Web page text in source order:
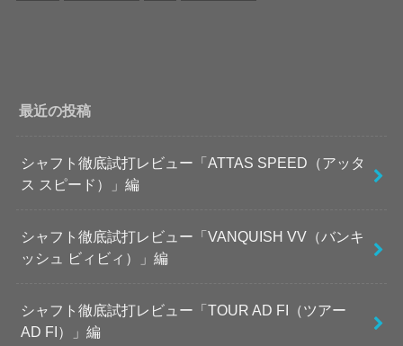
最近の投稿
シャフト徹底試打レビュー「ATTAS SPEED（アッタ
ス スピード）」編
シャフト徹底試打レビュー「VANQUISH VV（バンキ
ッシュ ビィビィ）」編
シャフト徹底試打レビュー「TOUR AD FI（ツアー
AD FI）」編